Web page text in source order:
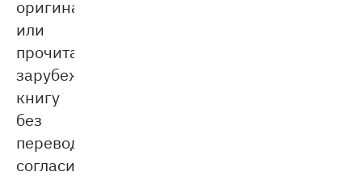
оригинале
или
прочитать
зарубежную
книгу
без
перевода,
согласитесь?